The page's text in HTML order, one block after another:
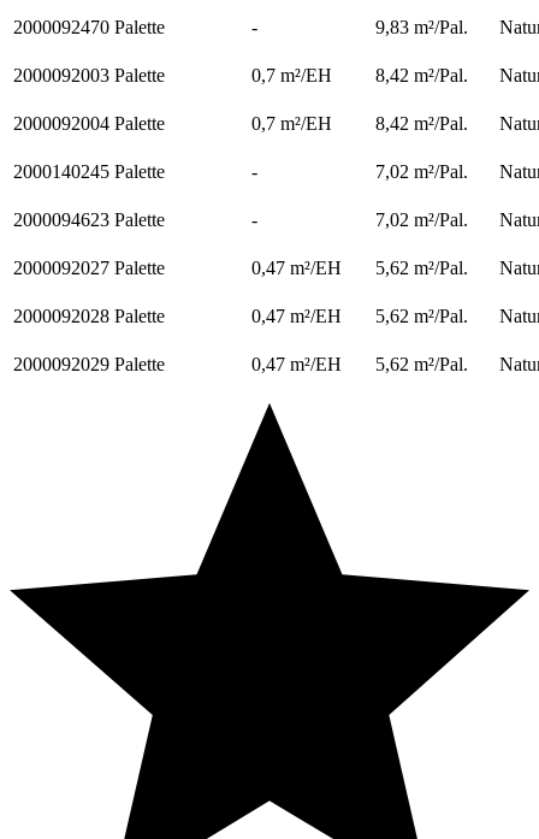
2000092470 Palette - 9,83 m²/Pal.
2000092003 Palette 0,7 m²/EH 8,42 m²/Pal.
2000092004 Palette 0,7 m²/EH 8,42 m²/Pal.
2000140245 Palette - 7,02 m²/Pal.
2000094623 Palette - 7,02 m²/Pal.
2000092027 Palette 0,47 m²/EH 5,62 m²/Pal.
2000092028 Palette 0,47 m²/EH 5,62 m²/Pal.
2000092029 Palette 0,47 m²/EH 5,62 m²/Pal.